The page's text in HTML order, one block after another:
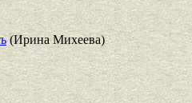
(Ирина Михеева)